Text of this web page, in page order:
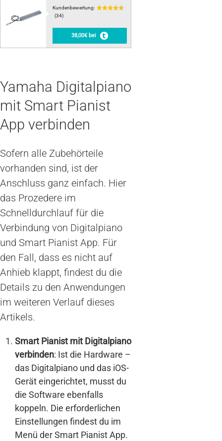
Kundenbewertung:
(34)
38,00€ bei
Yamaha Digitalpiano
mit Smart Pianist
App verbinden
Sofern alle Zubehörteile
vorhanden sind, ist der
Anschluss ganz einfach. Hier
das Prozedere im
Schnelldurchlauf für die
Verbindung von Digitalpiano
und Smart Pianist App. Für
den Fall, dass es nicht auf
Anhieb klappt, findest du die
Details zu den Anwendungen
im weiteren Verlauf dieses
Artikels.
Smart Pianist mit Digitalpiano
verbinden: Ist die Hardware –
das Digitalpiano und das iOS-
Gerät eingerichtet, musst du
die Software ebenfalls
koppeln. Die erforderlichen
Einstellungen findest du im
Menü der Smart Pianist App.